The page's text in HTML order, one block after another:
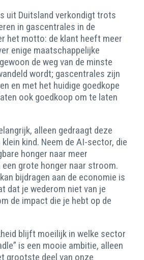
uit Duitsland verkondigt trots
in gascentrales in de
het motto: de klant heeft meer
enige maatschappelijke
de weg van de minste
wordt; gascentrales zijn
en met het huidige goedkope
ook goedkoop om te laten
alleen gedraagt deze
kind. Neem de AI-sector, die
honger naar meer
grote honger naar stroom.
bijdragen aan de economie is
dat je wederom niet van je
de impact die je hebt op de
blijft moeilijk in welke sector
is een mooie ambitie, alleen
grootste deel van onze